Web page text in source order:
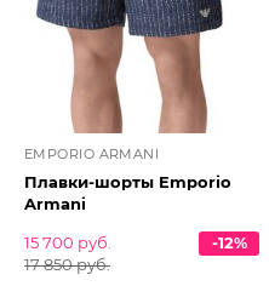
EMPORIO ARMANI
Плавки-шорты Emporio
Armani
15 700 руб.
17 850 руб.
-12%